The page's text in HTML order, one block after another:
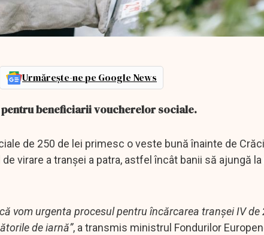
Urmărește-ne pe Google News
beneficiarii voucherelor sociale.
de 250 de lei primesc o veste bună înainte de
virare a tranşei a patra, astfel încât banii să ajungă
vom urgenta procesul pentru încărcarea tranșei IV de
de iarnă”, a transmis ministrul Fondurilor